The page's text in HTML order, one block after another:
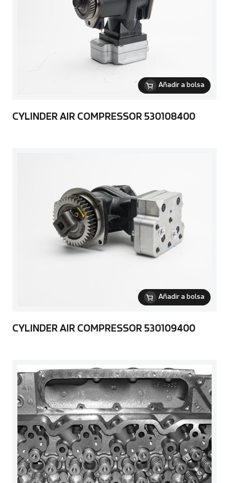
Añadir a bolsa
CYLINDER AIR COMPRESSOR 530108400
Añadir a bolsa
CYLINDER AIR COMPRESSOR 530109400